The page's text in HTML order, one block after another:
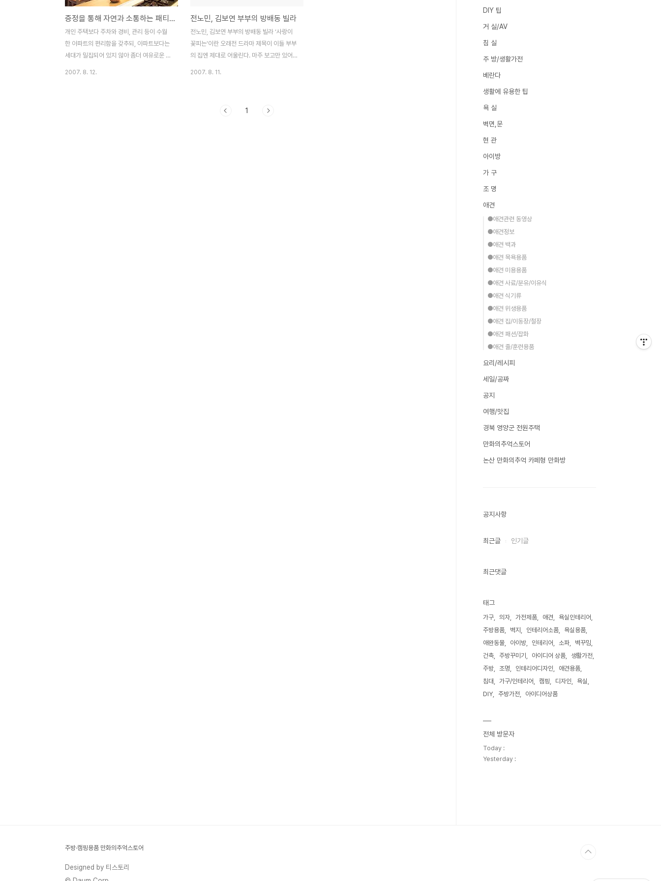
증정을 통해 자연과 소통하는 패티오 하우스 (건축가 한덕호씨 댁)
개인 주택보다 주차와 경비, 관리 등이 수월
한 아파트의 편리함을 갖추되, 아파트보다는
세대가 밀집되어 있지 않아 좀더 여유로운 생
2007. 8. 12.
전노민, 김보연 부부의 방배동 빌라
전노민, 김보연 부부의 방배동 빌라 ‘사랑이
꽃피는’이란 오래전 드라마 제목이 이들 부부
의 집엔 제대로 어울린다. 마주 보고만 있어
꾸밈 없이도 멋스런 유럽 가구들 덕에 화려한
2007. 8. 11.
1
DIY 팁
거 실/AV
침 실
주 방/생활가전
베란다
생활에 유용한 팁
욕 실
벽면,문
현 관
아이방
가 구
조 명
애견
●애견관련 동영상
●애견정보
●애견 백과
●애견 목욕용품
●애견 미용용품
●애견 사료/분유/이유식
●애견 식기류
●애견 위생용품
●애견 집/이동장/철장
●애견 패션/잡화
●애견 줄/훈련용품
요리/레시피
세일/공짜
공지
여행/맛집
경북 영양군 전원주택
만화의추억스토어
논산 만화의추억 카페형 만화방
공지사항
최근글 인기글
최근댓글
태그
가구 의자 가전제품 애견
욕실인테리어
주방용품
벽지 인테리어소품
욕실용품
애완동물
아이방 인테리어 소파
벽꾸밈
건축
주방꾸미기 아이디어 상품
생활가전
주방
조명 인테리어디자인
애견용품
침대
가구/인테리어 캠핑 디자인
욕실
DIY
주방가전 아이디어상품
전체 방문자
Today :
Yesterday :
주방·캠핑용품 만화의추억스토어
Designed by 티스토리